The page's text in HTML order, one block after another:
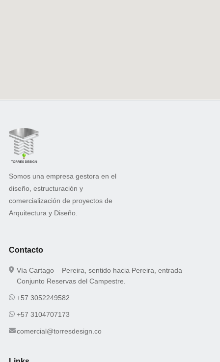
Somos una empresa gestora en el
diseño, estructuración y
comercialización de proyectos de
Arquitectura y Diseño.
Contacto
Vía Cartago – Pereira, sentido hacia Pereira, entrada
Conjunto Reservas del Campestre.
+57 3052249582
+57 3104707173
comercial@torresdesign.co